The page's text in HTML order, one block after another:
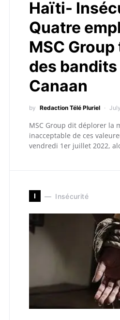
Haïti-
Quatre
MSC
des bandits
Canaan
by Redaction Télé Pluriel
MSC Group dit déplorer la
inacceptable de ces
vendredi 1er juillet 2022,
I Insécurité